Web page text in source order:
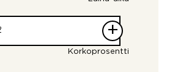
+
Korkoprosentti